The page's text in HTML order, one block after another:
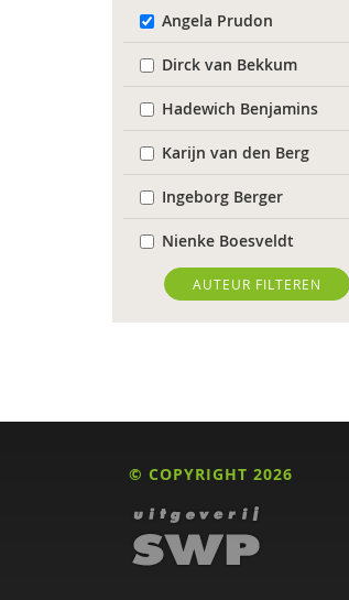
Angela Prudon
Dirck van Bekkum
Hadewich Benjamins
Karijn van den Berg
Ingeborg Berger
Nienke Boesveldt
Frank Bogman
Maaike Bolhuis
Freek Boon
Flore Burger
Jan Claeys,
AUTEUR FILTEREN
© COPYRIGHT 2026